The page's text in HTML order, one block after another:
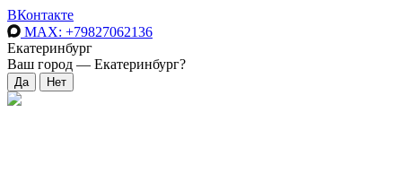
ВКонтакте
MAX: +79827062136
Екатеринбург
Ваш город — Екатеринбург?